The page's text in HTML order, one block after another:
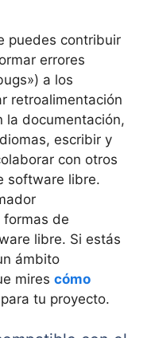
puedes contribuir
errores
a los
retroalimentación
la documentación,
escribir y
con otros
software libre.
formas de
libre. Si estás
ámbito
mires cómo
para tu proyecto.